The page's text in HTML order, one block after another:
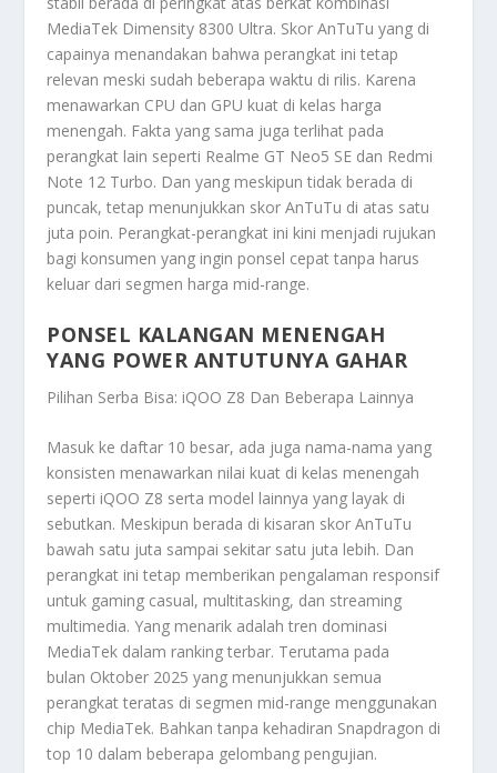
MediaTek Dimensity 8300 Ultra. Skor AnTuTu yang di
capainya menandakan bahwa perangkat ini tetap
relevan meski sudah beberapa waktu di rilis. Karena
menawarkan CPU dan GPU kuat di kelas harga
menengah. Fakta yang sama juga terlihat pada
perangkat lain seperti Realme GT Neo5 SE dan Redmi
Note 12 Turbo. Dan yang meskipun tidak berada di
puncak, tetap menunjukkan skor AnTuTu di atas satu
juta poin. Perangkat-perangkat ini kini menjadi rujukan
bagi konsumen yang ingin ponsel cepat tanpa harus
keluar dari segmen harga mid-range.
PONSEL KALANGAN MENENGAH
YANG POWER ANTUTUNYA GAHAR
Pilihan Serba Bisa: iQOO Z8 Dan Beberapa Lainnya
Masuk ke daftar 10 besar, ada juga nama-nama yang
konsisten menawarkan nilai kuat di kelas menengah
seperti iQOO Z8 serta model lainnya yang layak di
sebutkan. Meskipun berada di kisaran skor AnTuTu
bawah satu juta sampai sekitar satu juta lebih. Dan
perangkat ini tetap memberikan pengalaman responsif
untuk gaming casual, multitasking, dan streaming
multimedia. Yang menarik adalah tren dominasi
MediaTek dalam ranking terbar. Terutama pada
bulan Oktober 2025 yang menunjukkan semua
perangkat teratas di segmen mid-range menggunakan
chip MediaTek. Bahkan tanpa kehadiran Snapdragon di
top 10 dalam beberapa gelombang pengujian.